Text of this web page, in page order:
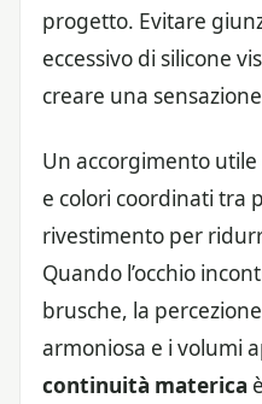
progetto. Evitare
eccessivo di silicone
creare una
Un accorgimento utile
e colori coordinati tra
rivestimento per
Quando l’occhio
brusche, la
armoniosa e i volumi
continuità materica